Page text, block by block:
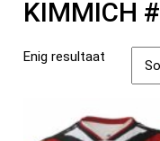
KIMMICH
Enig resultaat